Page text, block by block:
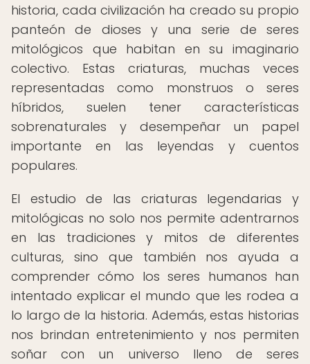
historia, cada civilización ha creado su propio
panteón de dioses y una serie de seres
mitológicos que habitan en su imaginario
colectivo. Estas criaturas, muchas veces
representadas como monstruos o seres
híbridos, suelen tener características
sobrenaturales y desempeñar un papel
importante en las leyendas y cuentos
populares.
El estudio de las criaturas legendarias y
mitológicas no solo nos permite adentrarnos
en las tradiciones y mitos de diferentes
culturas, sino que también nos ayuda a
comprender cómo los seres humanos han
intentado explicar el mundo que les rodea a
lo largo de la historia. Además, estas historias
nos brindan entretenimiento y nos permiten
soñar con un universo lleno de seres